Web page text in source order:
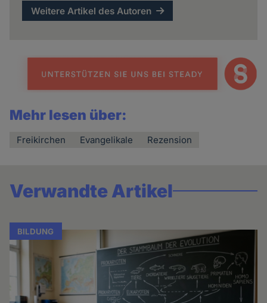
Weitere Artikel des Autoren
Mehr lesen über:
Freikirchen Evangelikale Rezension
Verwandte Artikel
BILDUNG